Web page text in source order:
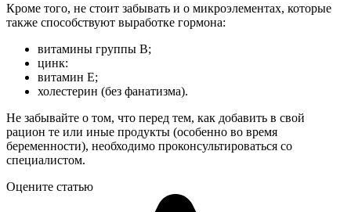
Кроме того, не стоит забывать и о микроэлементах, которые
также способствуют выработке гормона:
витамины группы В;
цинк:
витамин Е;
холестерин (без фанатизма).
Не забывайте о том, что перед тем, как добавить в свой
рацион те или иные продукты (особенно во время
беременности), необходимо проконсультироваться со
специалистом.
Оцените статью